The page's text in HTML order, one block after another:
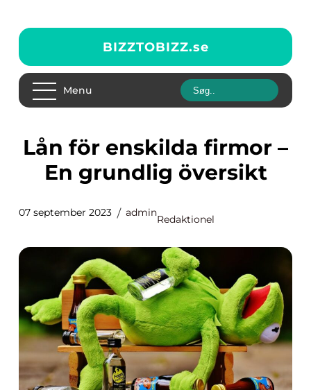
BIZZTOBIZZ.se
Menu
Lån för enskilda firmor –
En grundlig översikt
07 september 2023 admin
Redaktionel